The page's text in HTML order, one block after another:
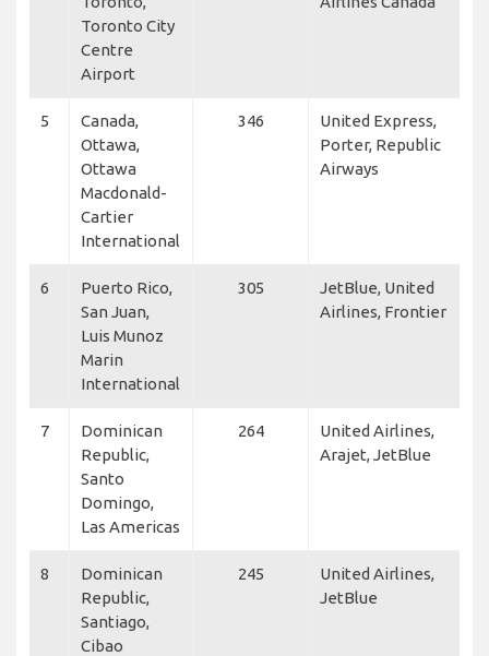
Toronto City
Centre
Airport
5
Canada,
Ottawa,
Ottawa
Macdonald-
Cartier
International
346
United Express,
Porter, Republic
Airways
6
Puerto Rico,
San Juan,
Luis Munoz
Marin
International
305
JetBlue, United
Airlines, Frontier
7
Dominican
Republic,
Santo
Domingo,
Las Americas
264
United Airlines,
Arajet, JetBlue
8
Dominican
Republic,
Santiago,
Cibao
245
United Airlines,
JetBlue